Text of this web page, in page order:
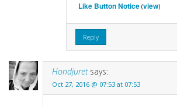
Like Button Notice(view)
Reply
Hondjuret says:
Oct 27, 2016 @ 07:53 at 07:53